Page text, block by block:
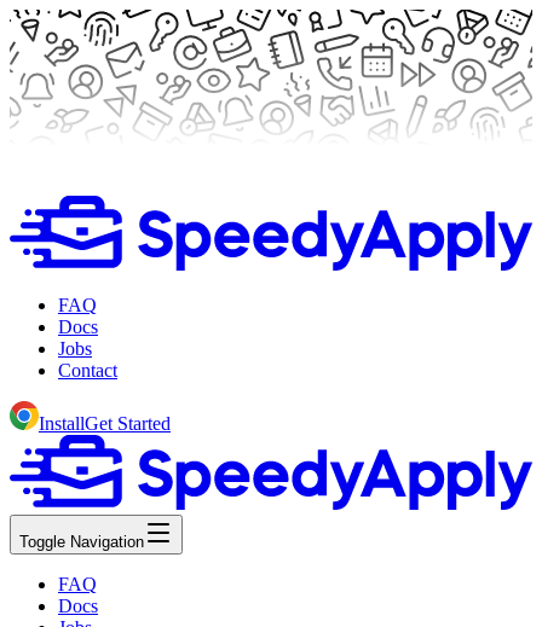
FAQ
Docs
Jobs
Contact
InstallGet Started
Toggle Navigation
FAQ
Docs